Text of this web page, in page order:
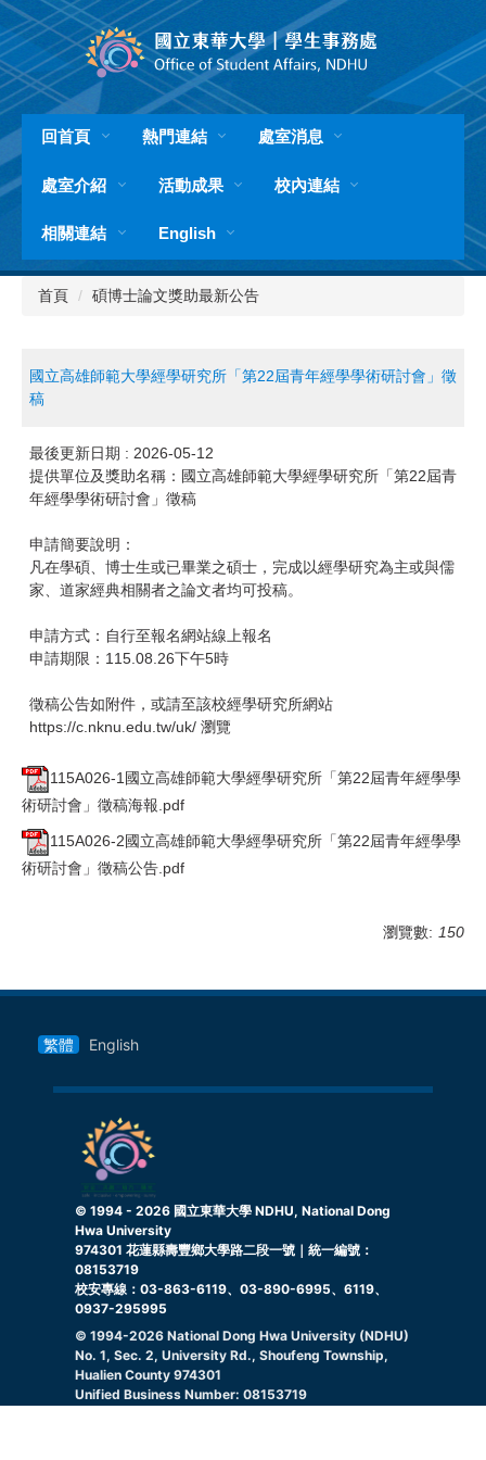
跳
到
主
要
內
容
區
回首頁 熱門連結 處室消息
處室介紹 活動成果 校內連結
相關連結 English
首頁 碩博士論文獎助最新公告
國立高雄師範大學經學研究所「第22屆青年經學學術研討會」徵
稿
最後更新日期 : 2026-05-12
提供單位及獎助名稱：國立高雄師範大學經學研究所「第22屆青
年經學學術研討會」徵稿
申請簡要說明：
凡在學碩、博士生或已畢業之碩士，完成以經學研究為主或與儒
家、道家經典相關者之論文者均可投稿。
申請方式：自行至報名網站線上報名
申請期限：115.08.26下午5時
徵稿公告如附件，或請至該校經學研究所網站
https://c.nknu.edu.tw/uk/ 瀏覽
115A026-1國立高雄師範大學經學研究所「第22屆青年經學學
術研討會」徵稿海報.pdf
115A026-2國立高雄師範大學經學研究所「第22屆青年經學學
術研討會」徵稿公告.pdf
瀏覽數: 150
繁體 English
© 1994 - 2026 國立東華大學 NDHU, National Dong
Hwa University
974301 花蓮縣壽豐鄉大學路二段一號｜統一編號：
08153719
校安專線：03-863-6119、03-890-6995、6119、
0937-295995
© 1994-2026 National Dong Hwa University (NDHU)
No. 1, Sec. 2, University Rd., Shoufeng Township,
Hualien County 974301
Unified Business Number: 08153719